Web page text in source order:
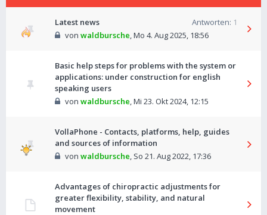
Latest news Antworten: 1
von waldbursche,Mo 4. Aug 2025, 18:56
Basic help steps for problems with the system or
applications: under construction for english
speaking users
von waldbursche,Mi 23. Okt 2024, 12:15
VollaPhone - Contacts, platforms, help, guides
and sources of information
von waldbursche, So 21. Aug 2022, 17:36
Advantages of chiropractic adjustments for
greater flexibility, stability, and natural
movement